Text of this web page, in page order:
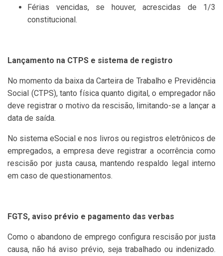
Férias vencidas, se houver, acrescidas de 1/3
constitucional.
Lançamento na CTPS e sistema de registro
No momento da baixa da Carteira de Trabalho e Previdência
Social (CTPS), tanto física quanto digital, o empregador não
deve registrar o motivo da rescisão, limitando-se a lançar a
data de saída.
No sistema eSocial e nos livros ou registros eletrônicos de
empregados, a empresa deve registrar a ocorrência como
rescisão por justa causa, mantendo respaldo legal interno
em caso de questionamentos.
FGTS, aviso prévio e pagamento das verbas
Como o abandono de emprego configura rescisão por justa
causa, não há aviso prévio, seja trabalhado ou indenizado.